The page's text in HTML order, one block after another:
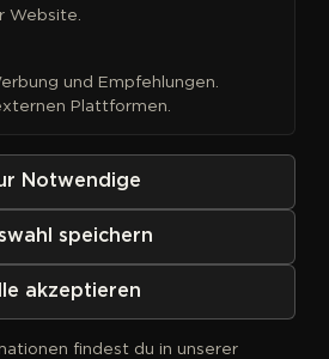
Fruit
von Royal
direkte Kreuzung aus
stammt aus dem Hause
in Kalifornien und gilt als eine
Sorten der US-Westküste.
Website.
und Empfehlungen.
Plattformen.
Notwendige
speichern
akzeptieren
findest du in unserer